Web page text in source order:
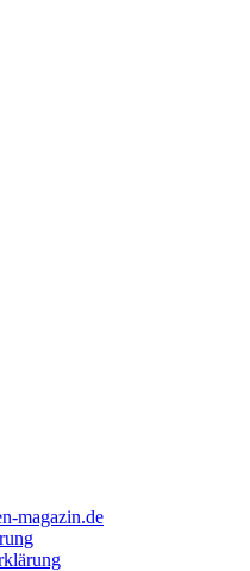
magazin.de